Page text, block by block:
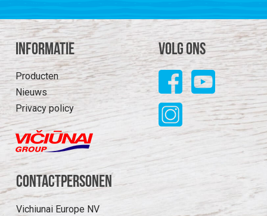
Informatie
Producten
Nieuws
Privacy policy
Volg ons
Contactpersonen
Vichiunai Europe NV